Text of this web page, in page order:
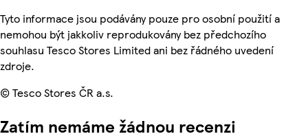
Tyto informace jsou podávány pouze pro osobní použití a
nemohou být jakkoliv reprodukovány bez předchozího
souhlasu Tesco Stores Limited ani bez řádného uvedení
zdroje.
© Tesco Stores ČR a.s.
Zatím nemáme žádnou recenzi